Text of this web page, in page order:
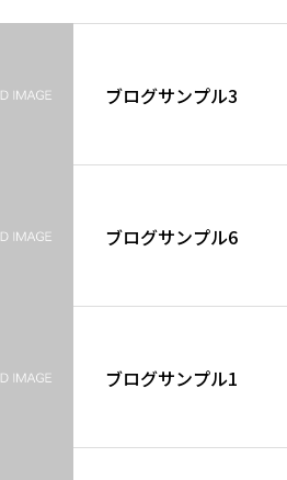
ブログサンプル3
ブログサンプル6
ブログサンプル1